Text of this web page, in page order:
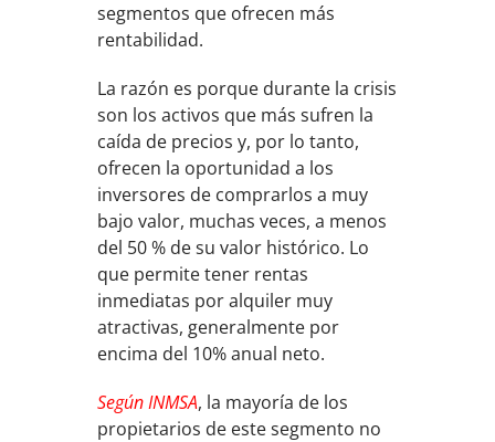
segmentos que ofrecen más
rentabilidad.
La razón es porque durante la crisis
son los activos que más sufren la
caída de precios y, por lo tanto,
ofrecen la oportunidad a los
inversores de comprarlos a muy
bajo valor, muchas veces, a menos
del 50 % de su valor histórico. Lo
que permite tener rentas
inmediatas por alquiler muy
atractivas, generalmente por
encima del 10% anual neto.
Según INMSA, la mayoría de los
propietarios de este segmento no